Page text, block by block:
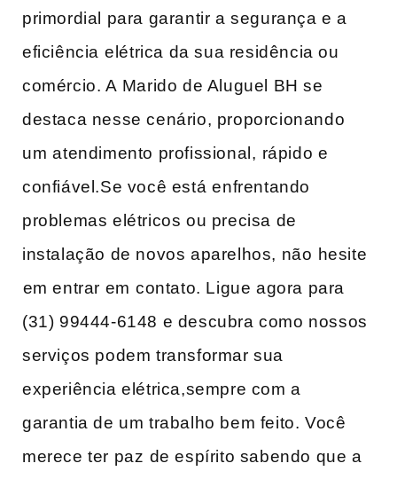
primordial para garantir a segurança e a
eficiência ⁤elétrica da sua‍ residência ou
comércio. A ⁢Marido de Aluguel BH se
destaca nesse cenário, proporcionando
um⁢ atendimento profissional, ⁤rápido e
confiável.Se você está ⁢enfrentando
problemas elétricos ou precisa de
instalação de novos‌ aparelhos, não ⁤hesite
⁤em‍ entrar em⁤ contato. Ligue agora para
(31) 99444-6148 e descubra como nossos
serviços podem​ transformar sua
‍experiência elétrica,sempre com a
garantia de um trabalho bem feito. Você
merece ter paz ⁤de espírito sabendo que a